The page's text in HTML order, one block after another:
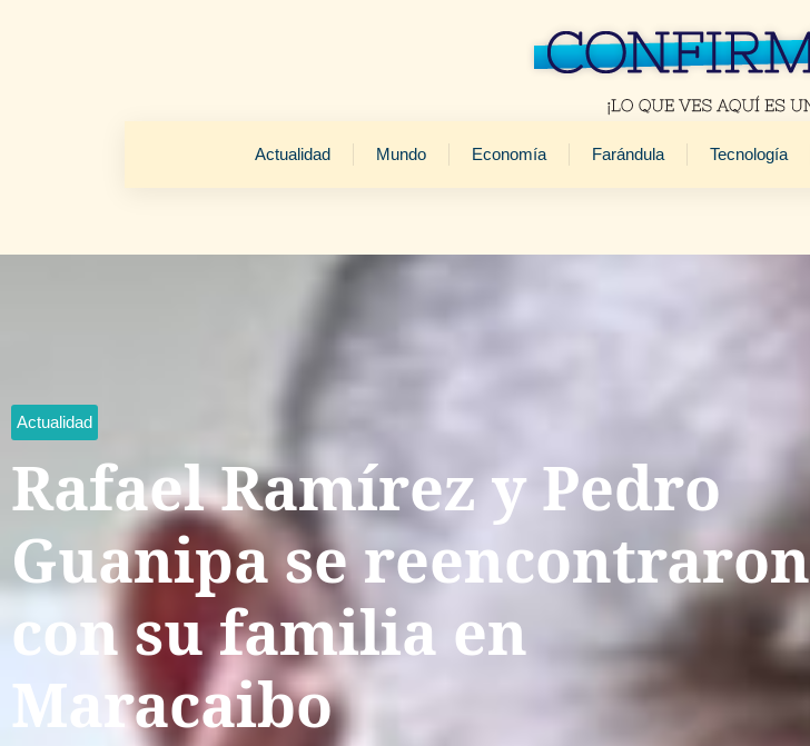
Actualidad Mundo Economía Farándula Tecnología
Actualidad
Rafael Ramírez y Pedro
Guanipa se reencontraron
con su familia en
Maracaibo